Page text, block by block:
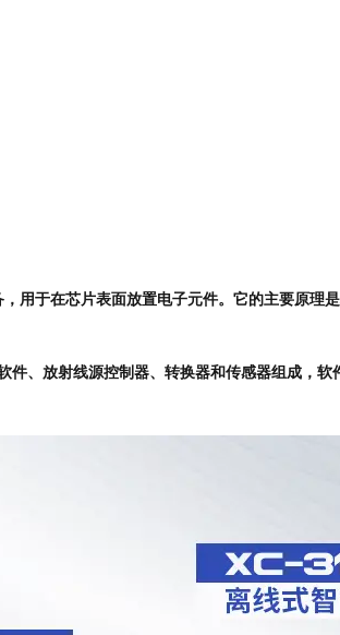
用于在芯片表面放置电子元件。它的主要原理
件、放射线源控制器、转换器和传感器组成，